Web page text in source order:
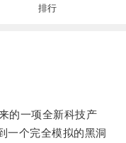
排行
一项全新科技产
一个完全模拟的黑洞